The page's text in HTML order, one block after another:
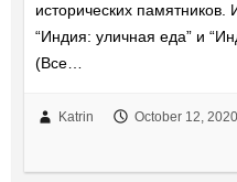
исторических
“Индия: уличная еда” и
(Все…
Katrin October 12, 2020